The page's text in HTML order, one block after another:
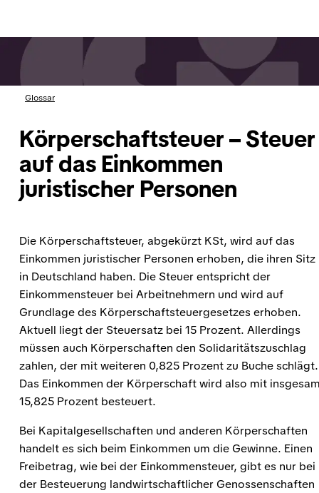
Glossar
Körperschaftsteuer – Steuer
auf das Einkommen
juristischer Personen
Die Körperschaftsteuer, abgekürzt KSt, wird auf das
Einkommen juristischer Personen erhoben, die ihren Sitz
in Deutschland haben. Die Steuer entspricht der
Einkommensteuer bei Arbeitnehmern und wird auf
Grundlage des Körperschaftsteuergesetzes erhoben.
Aktuell liegt der Steuersatz bei 15 Prozent. Allerdings
müssen auch Körperschaften den Solidaritätszuschlag
zahlen, der mit weiteren 0,825 Prozent zu Buche schlägt.
Das Einkommen der Körperschaft wird also mit
15,825 Prozent besteuert.
Bei Kapitalgesellschaften und anderen Körperschaften
handelt es sich beim Einkommen um die Gewinne. Einen
Freibetrag, wie bei der Einkommensteuer, gibt es nur bei
der Besteuerung landwirtschaftlicher Genossenschaften